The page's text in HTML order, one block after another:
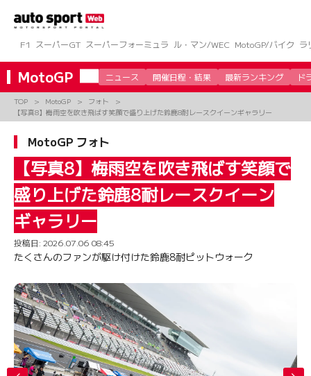
ツ
へ
ス
キ
プ
F1 スーパーGT スーパーフォーミュラ ル・マン/WEC MotoGP/バイク ラ
MotoGP ニュース 開催日程・結果 最新ランキング ド
TOP MotoGP
フォト
【写真8】梅雨空を吹き飛ばす笑顔で盛り上げた鈴鹿8耐レースクイーンギャラリー
MotoGP フォト
【写真8】梅雨空を吹き飛ばす笑顔で
盛り上げた鈴鹿8耐レースクイーン
ギャラリー
投稿日: 2026.07.06 08:45
たくさんのファンが駆け付けた鈴鹿8耐ピットウォーク